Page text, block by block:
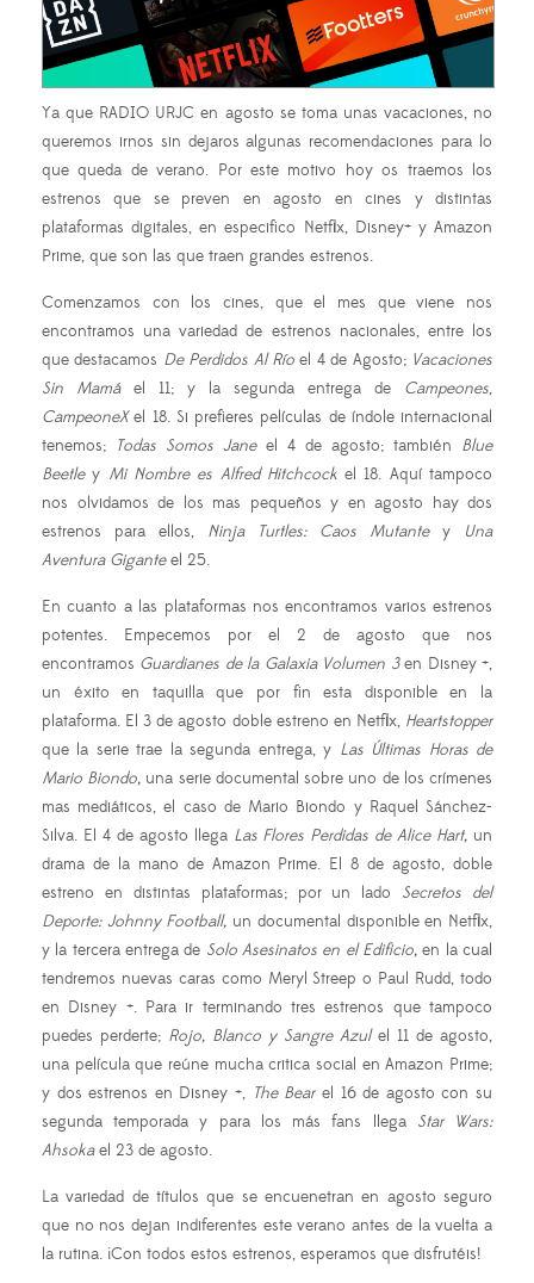
Ya que RADIO URJC en agosto se toma unas vacaciones, no
queremos irnos sin dejaros algunas recomendaciones para lo
que queda de verano. Por este motivo hoy os traemos los
estrenos que se preven en agosto en cines y distintas
plataformas digitales, en especifico Netflix, Disney+ y Amazon
Prime, que son las que traen grandes estrenos.
Comenzamos con los cines, que el mes que viene nos
encontramos una variedad de estrenos nacionales, entre los
que destacamos De Perdidos Al Río el 4 de Agosto; Vacaciones
Sin Mamáel 11; y la segunda entrega de Campeones,
CampeoneXel 18. Si prefieres películas de índole internacional
tenemos; Todas Somos Janeel 4 de agosto; también Blue
Beetley Mi Nombre es Alfred Hitchcockel 18. Aquí tampoco
nos olvidamos de los mas pequeños y en agosto hay dos
estrenos para ellos, Ninja Turtles: Caos Mutantey
Una
Aventura Giganteel 25.
En cuanto a las plataformas nos encontramos varios estrenos
potentes. Empecemos por el 2 de agosto que nos
encontramos Guardianes de la Galaxia Volumen 3en Disney +,
un éxito en taquilla que por fin esta disponible en la
plataforma. El 3 de agosto doble estreno en Netflix, Heartstopper
que la serie trae la segunda entrega, y Las Últimas Horas de
Mario Biondo, una serie documental sobre uno de los crímenes
mas mediáticos, el caso de Mario Biondo y Raquel Sánchez-
Silva. El 4 de agosto llega Las Flores Perdidas de Alice Hart, un
drama de la mano de Amazon Prime. El 8 de agosto, doble
estreno en distintas plataformas; por un lado Secretos del
Deporte: Johnny Football, un documental disponible en Netflix,
y la tercera entrega de Solo Asesinatos en el Edificio, en la cual
tendremos nuevas caras como Meryl Streep o Paul Rudd, todo
en Disney +. Para ir terminando tres estrenos que tampoco
puedes perderte; Rojo, Blanco y Sangre Azulel 11 de agosto,
una película que reúne mucha critica social en Amazon Prime;
y dos estrenos en Disney +, The Bearel 16 de agosto con su
segunda temporada y para los más fans llega Star Wars:
Ahsokael 23 de agosto.
La variedad de títulos que se encuenetran en agosto seguro
que no nos dejan indiferentes este verano antes de la vuelta a
la rutina. ¡Con todos estos estrenos, esperamos que disfrutéis!